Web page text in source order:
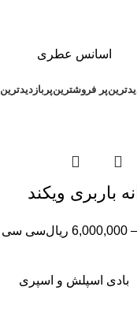
اسانس عطری
پر فروشترینپربازدیدترین
باربری ویکند
–
6,000,000 ریالسی سی
بادی اسپلش و اسپری